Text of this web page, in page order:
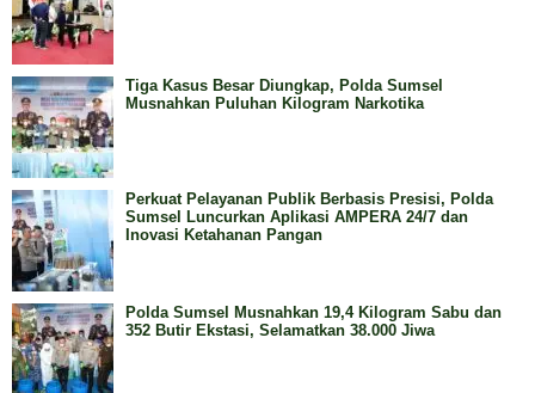
Tiga Kasus Besar Diungkap, Polda Sumsel
Musnahkan Puluhan Kilogram Narkotika
Perkuat Pelayanan Publik Berbasis Presisi, Polda
Sumsel Luncurkan Aplikasi AMPERA 24/7 dan
Inovasi Ketahanan Pangan
Polda Sumsel Musnahkan 19,4 Kilogram Sabu dan
352 Butir Ekstasi, Selamatkan 38.000 Jiwa